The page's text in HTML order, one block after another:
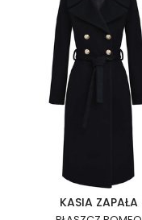
KASIA ZAPAŁA